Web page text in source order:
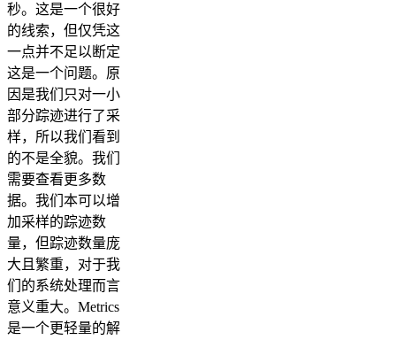
秒。这是一个很好
的线索，但仅凭这
一点并不足以断定
这是一个问题。原
因是我们只对一小
部分踪迹进行了采
样，所以我们看到
的不是全貌。我们
需要查看更多数
据。我们本可以增
加采样的踪迹数
量，但踪迹数量庞
大且繁重，对于我
们的系统处理而言
意义重大。Metrics
是一个更轻量的解